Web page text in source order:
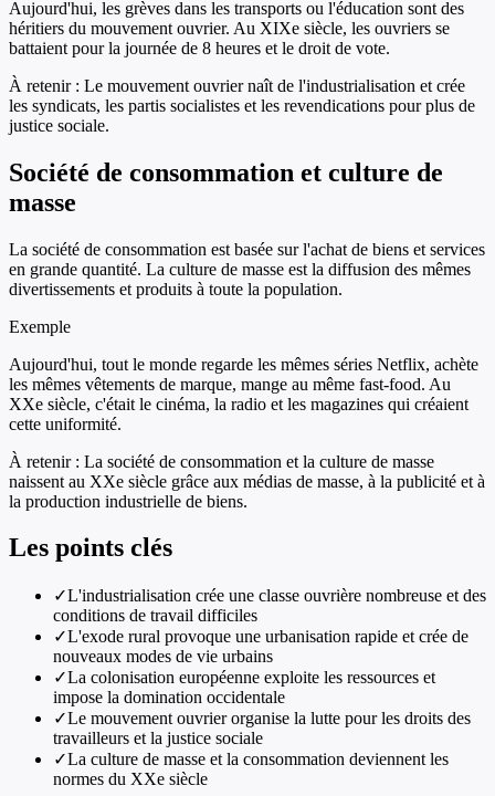
Aujourd'hui, les grèves dans les transports ou l'éducation sont des
héritiers du mouvement ouvrier. Au XIXe siècle, les ouvriers se
battaient pour la journée de 8 heures et le droit de vote.
À retenir : Le mouvement ouvrier naît de l'industrialisation et crée
les syndicats, les partis socialistes et les revendications pour plus de
justice sociale.
Société de consommation et culture de
masse
La société de consommation est basée sur l'achat de biens et services
en grande quantité. La culture de masse est la diffusion des mêmes
divertissements et produits à toute la population.
Exemple
Aujourd'hui, tout le monde regarde les mêmes séries Netflix, achète
les mêmes vêtements de marque, mange au même fast-food. Au
XXe siècle, c'était le cinéma, la radio et les magazines qui créaient
cette uniformité.
À retenir : La société de consommation et la culture de masse
naissent au XXe siècle grâce aux médias de masse, à la publicité et à
la production industrielle de biens.
Les points clés
✓L'industrialisation crée une classe ouvrière nombreuse et des
conditions de travail difficiles
✓L'exode rural provoque une urbanisation rapide et crée de
nouveaux modes de vie urbains
✓La colonisation européenne exploite les ressources et
impose la domination occidentale
✓Le mouvement ouvrier organise la lutte pour les droits des
travailleurs et la justice sociale
✓La culture de masse et la consommation deviennent les
normes du XXe siècle